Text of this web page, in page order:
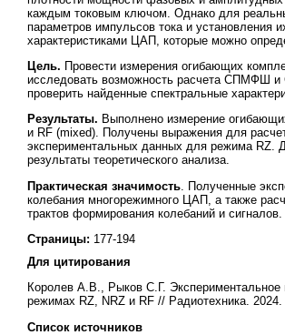
каждым токовым ключом. Однако для
параметров импульсов тока и
характеристиками ЦАП, которые можно
Цель. Провести измерения огибающих
исследовать возможность расчета СПМФШ
проверить найденные спектральные
Результаты. Выполнено измерение
и RF (mixed). Получены выражения для
экспериментальных данных для режима
результаты теоретического анализа.
Практическая значимость . Полученные
колебания многорежимного ЦАП, а также
трактов формирования колебаний и сигналов.
Страницы: 177-194
Для цитирования
Королев А.В., Рыков С.Г.
режимах RZ, NRZ и RF // Радиотехника.
Список источников